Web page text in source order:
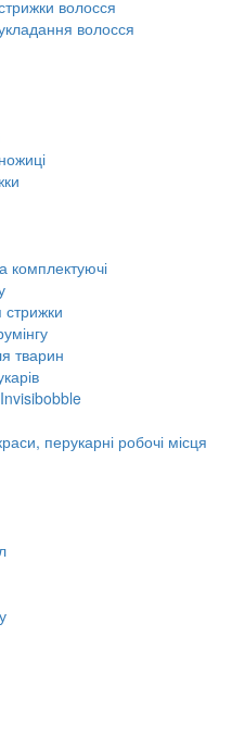
волосся
волосся
комплектуючі
тварин
перукарні робочі місця